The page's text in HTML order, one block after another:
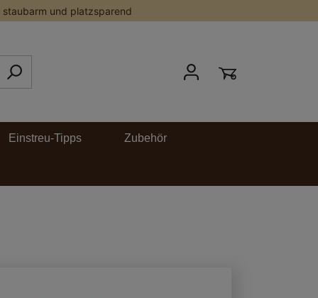
staubarm und platzsparend
Einstreu-Tipps Zubehör